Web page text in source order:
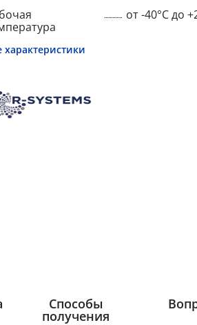
от -40°C до
характеристики
Способы
получения